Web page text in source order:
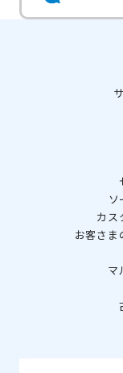
ソ
カス
お客さま
マ